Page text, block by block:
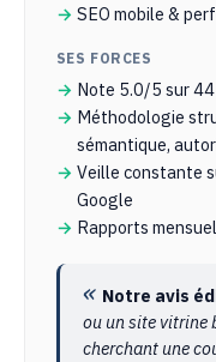
SEO mobile &
SES FORCES
Note 5.0/5 sur
Méthodologie
sémantique,
Veille constante
Google
Rapports
Notre avis
ou un site vitrine
cherchant une